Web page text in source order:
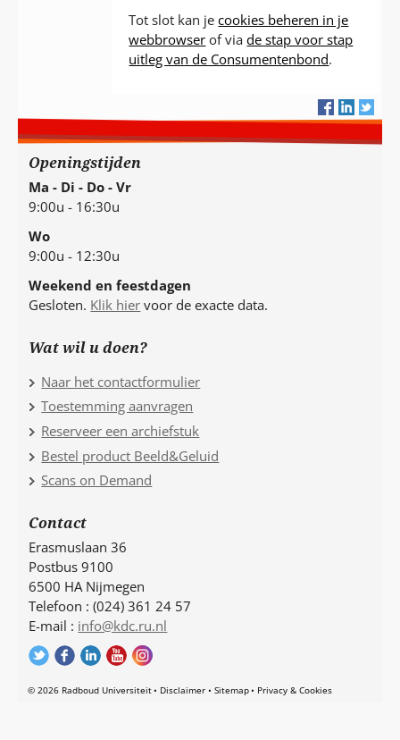
Tot slot kan jecookies beheren in je
webbrowser of viade stap voor stap
uitleg van de Consumentenbond.
Openingstijden
Ma - Di - Do - Vr
9:00u - 16:30u
Wo
9:00u - 12:30u
Weekend en feestdagen
Gesloten. Klik hier voor de exacte data.
Wat wil u doen?
Naar het contactformulier
Toestemming aanvragen
Reserveer een archiefstuk
Bestel product Beeld&Geluid
Scans on Demand
Contact
Erasmuslaan 36
Postbus 9100
6500 HA Nijmegen
Telefoon : (024) 361 24 57
E-mail : info@kdc.ru.nl
© 2026 Radboud Universiteit Disclaimer Sitemap Privacy & Cookies